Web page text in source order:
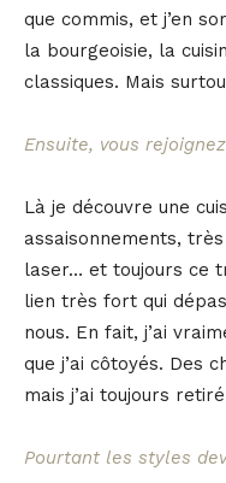
que commis, et j’en
la bourgeoisie, la
classiques. Mais
Ensuite, vous
Là je découvre une
assaisonnements,
laser… et toujours ce
lien très fort qui
nous. En fait, j’ai
que j’ai côtoyés. Des
mais j’ai toujours
Pourtant les styles